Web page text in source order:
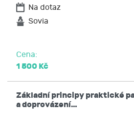
Na dotaz
Sovia
Cena:
1 500 Kč
Základní principy praktické
a doprovázení…